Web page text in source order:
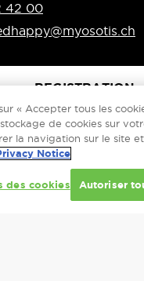
42 00
REGISTRATION
FAQ
« Accepter tous les
de cookies sur
la navigation sur le site
Notice
des cookies Autoriser